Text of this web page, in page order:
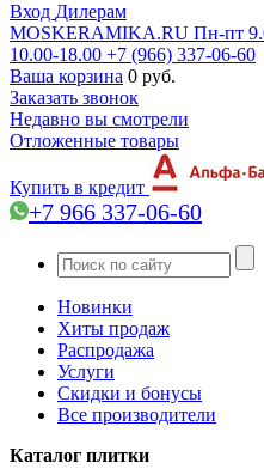
Вход Дилерам
MOSKERAMIKA.RU Пн-пт
10.00-18.00 +7 (966) 337-06-60
Ваша корзина 0 руб.
Заказать звонок
Недавно вы смотрели
Отложенные товары
Купить в кредит
+7 966 337-06-60
Новинки
Хиты продаж
Распродажа
Услуги
Скидки и бонусы
Все производители
Каталог плитки